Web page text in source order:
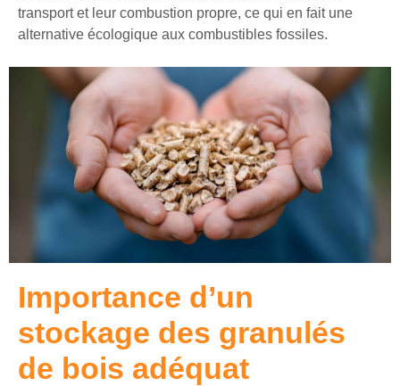
transport et leur combustion propre, ce qui en fait une
alternative écologique aux combustibles fossiles.
Importance d’un
stockage des granulés
de bois adéquat